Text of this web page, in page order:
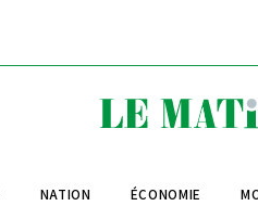
NATION ÉCONOMIE